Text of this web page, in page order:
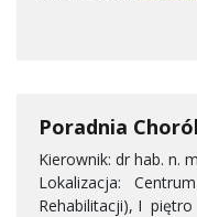
Poradnia
Kierownik: dr hab. n.
Lokalizacja:
Rehabilitacji), I piętro